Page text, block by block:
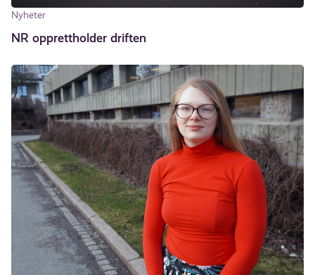
Nyheter
NR opprettholder driften